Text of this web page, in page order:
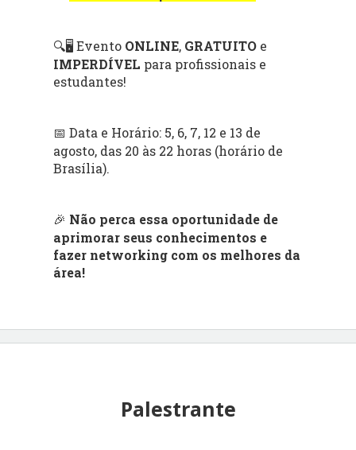
🔍🖥️ Evento ONLINE, GRATUITO e
IMPERDÍVEL para profissionais e
estudantes!
📅 Data e Horário: 5, 6, 7, 12 e 13 de
agosto, das 20 às 22 horas (horário de
Brasília).
🎉 Não perca essa oportunidade de
aprimorar seus conhecimentos e
fazer networking com os melhores da
área!
Palestrante